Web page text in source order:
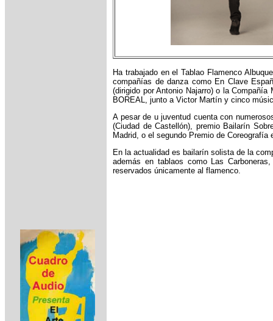
Ha trabajado en el Tablao Flamenco
compañías de danza como En Clave
(dirigido por Antonio Najarro) o la
BOREAL, junto a Victor Martín y cinco
A pesar de u juventud cuenta con
(Ciudad de Castellón), premio Bailarín
Madrid, o el segundo Premio de Coreografía
En la actualidad es bailarín solista de la
además en tablaos como Las
reservados únicamente al flamenco.